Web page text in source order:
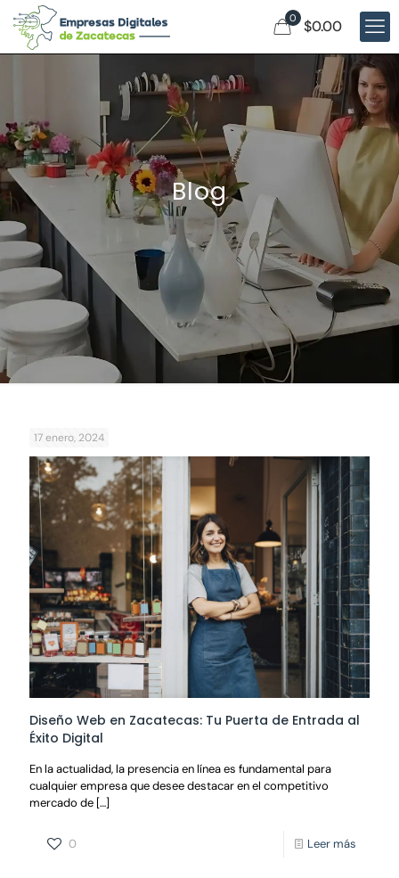
0 $0.00
Blog
17 enero, 2024
Diseño Web en Zacatecas: Tu Puerta de Entrada al
Éxito Digital
En la actualidad, la presencia en línea es fundamental para
cualquier empresa que desee destacar en el competitivo
mercado de […]
0 Leer más